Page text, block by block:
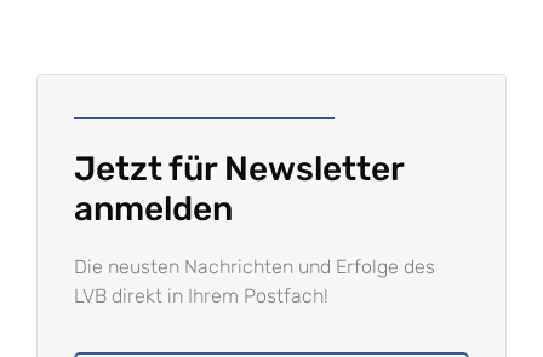
Jetzt für Newsletter
anmelden
Die neusten Nachrichten und Erfolge des
LVB direkt in Ihrem Postfach!